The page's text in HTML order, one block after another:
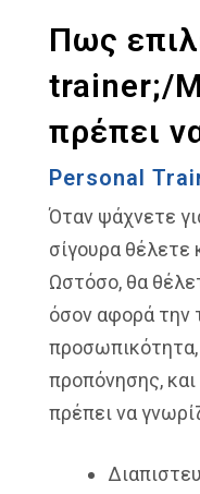
Πως
trainer;/
πρέπει
Personal
Όταν ψάχνετε
σίγουρα θέλετε
Ωστόσο, θα
όσον αφορά την
προπόνησης, και
πρέπει να